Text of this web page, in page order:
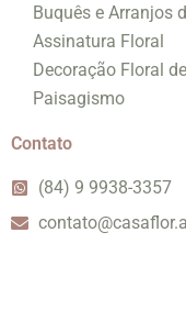
Buquês e Arranjos
Assinatura Floral
Decoração Floral
Paisagismo
Contato
(84) 9 9938-3357